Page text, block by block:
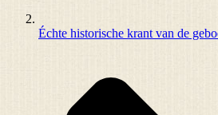
Échte historische krant van de